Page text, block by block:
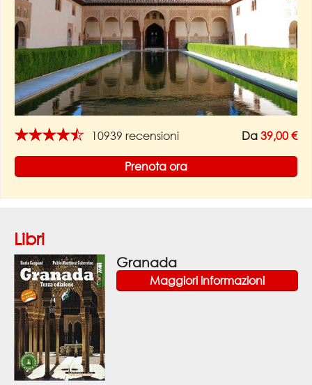
★★★★★ 10939 recensioni Da 39,00 €
Prenota ora
Libri
Granada
Maggiori informazioni